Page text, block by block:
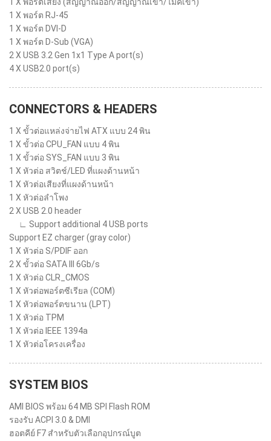
1 X พอร์ต RJ-45
1 X พอร์ต DVI-D
1 X พอร์ต D-Sub (VGA)
2 X USB 3.2 Gen 1x1 Type A port(s)
4 X USB2.0 port(s)
CONNECTORS & HEADERS
1 X ขั้วต่อแหล่งจ่ายไฟ ATX แบบ 24 พิน
1 X ขั้วต่อ CPU_FAN แบบ 4 พิน
1 X ขั้วต่อ SYS_FAN แบบ 3 พิน
1 X หัวต่อ สวิตช์/LED ที่แผงด้านหน้า
1 X หัวต่อเสียงที่แผงด้านหน้า
1 X หัวต่อลำโพง
2 X USB 2.0 header
∟ Support additional 4 USB ports
Support EZ charger (gray color)
1 X หัวต่อ S/PDIF ออก
2 X ขั้วต่อ SATA III 6Gb/s
1 X หัวต่อ CLR_CMOS
1 X หัวต่อพอร์ตซีเรียล (COM)
1 X หัวต่อพอร์ตขนาน (LPT)
1 X หัวต่อ TPM
1 X หัวต่อ IEEE 1394a
1 X หัวต่อโครงเครื่อง
SYSTEM BIOS
AMI BIOS พร้อม 64 MB SPI Flash ROM
รองรับ ACPI 3.0 & DMI
ฮอตคีย์ F7 สำหรับตัวเลือกอุปกรณ์บูต